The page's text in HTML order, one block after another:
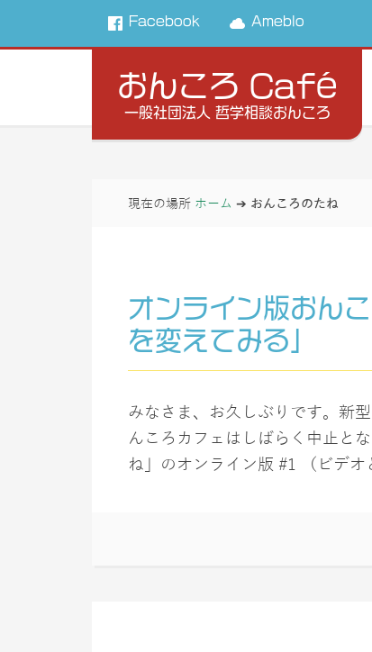
Facebook Ameblo
おんころ Café
一般社団法人 哲学相談おんころ
現在の場所 ホーム ➔ おんころのたね
オンライン版お
を変えてみる」
みなさま、お久しぶりです。新
んころカフェはしばらく中止と
ね」のオンライン版 #1 （ビデ